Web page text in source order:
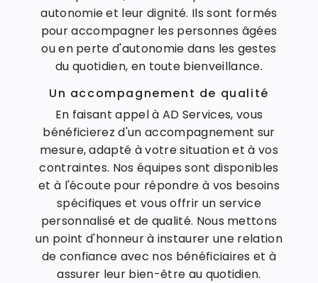
autonomie et leur dignité. Ils sont formés
pour accompagner les personnes âgées
ou en perte d'autonomie dans les gestes
du quotidien, en toute bienveillance.
Un accompagnement de qualité
En faisant appel à AD Services, vous
bénéficierez d'un accompagnement sur
mesure, adapté à votre situation et à vos
contraintes. Nos équipes sont disponibles
et à l'écoute pour répondre à vos besoins
spécifiques et vous offrir un service
personnalisé et de qualité. Nous mettons
un point d'honneur à instaurer une relation
de confiance avec nos bénéficiaires et à
assurer leur bien-être au quotidien.